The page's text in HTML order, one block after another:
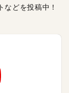
どを投稿中！